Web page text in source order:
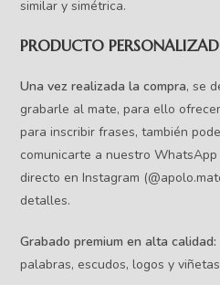
similar y simétrica.
PRODUCTO
Una vez realizada la compra, se
grabarle al mate, para ello
para inscribir frases, también
comunicarte a nuestro
directo en Instagram
detalles.
Grabado premium en alta calidad:
palabras, escudos, logos y